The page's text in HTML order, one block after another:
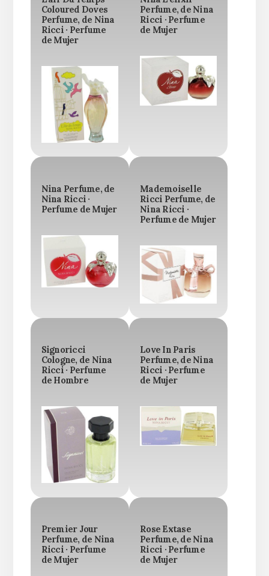
Coloured Doves
Perfume, de Nina
Ricci · Perfume
de Mujer
Perfume, de Nina
Ricci · Perfume
de Mujer
Nina Perfume, de
Nina Ricci ·
Perfume de Mujer
Mademoiselle
Ricci Perfume, de
Nina Ricci ·
Perfume de Mujer
Signoricci
Cologne, de Nina
Ricci · Perfume
de Hombre
Love In Paris
Perfume, de Nina
Ricci · Perfume
de Mujer
Premier Jour
Perfume, de Nina
Ricci · Perfume
de Mujer
Rose Extase
Perfume, de Nina
Ricci · Perfume
de Mujer